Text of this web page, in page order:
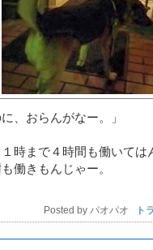
、おらんがなー。」
時まで４時間も働いては
働きもんじゃー。
Posted by パオパオ ト